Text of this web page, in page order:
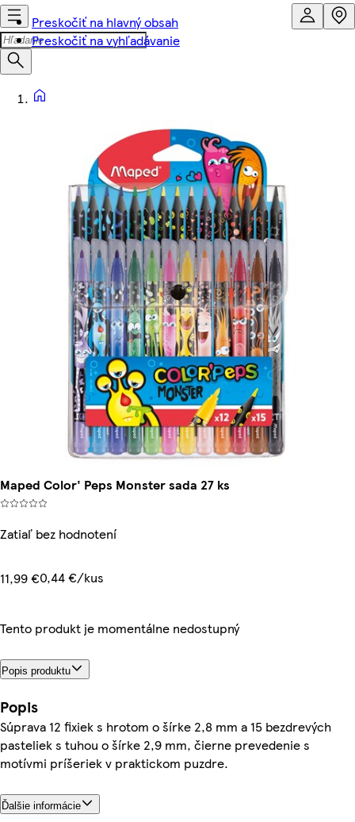
Preskočiť na hlavný obsah
Preskočiť na vyhľadávanie
Maped Color' Peps Monster sada 27 ks
Zatiaľ bez hodnotení
11,99 €0,44 €/kus
Tento produkt je momentálne nedostupný
Popis produktu
Popis
Súprava 12 fixiek s hrotom o šírke 2,8 mm a 15 bezdrevých
pasteliek s tuhou o šírke 2,9 mm, čierne prevedenie s
motívmi príšeriek v praktickom puzdre.
Ďalšie informácie